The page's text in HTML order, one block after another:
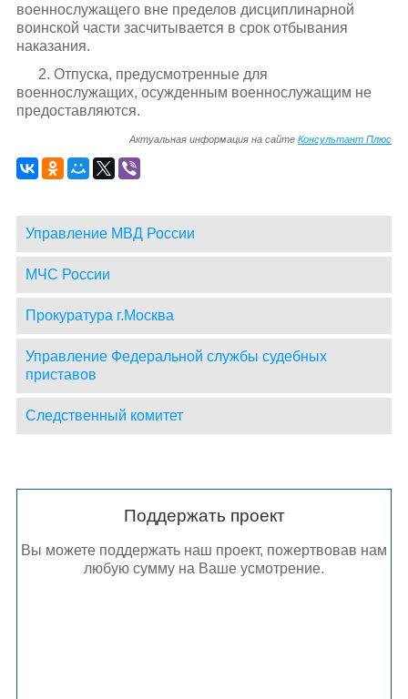
военнослужащего вне пределов дисциплинарной
воинской части засчитывается в срок отбывания
наказания.
2. Отпуска, предусмотренные для
военнослужащих, осужденным военнослужащим не
предоставляются.
Актуальная информация на сайтеКонсультант Плюс
Управление МВД России
МЧС России
Прокуратура г.Москва
Управление Федеральной службы судебных
приставов
Следственный комитет
Поддержать проект
Вы можете поддержать наш проект, пожертвовав нам
любую сумму на Ваше усмотрение.